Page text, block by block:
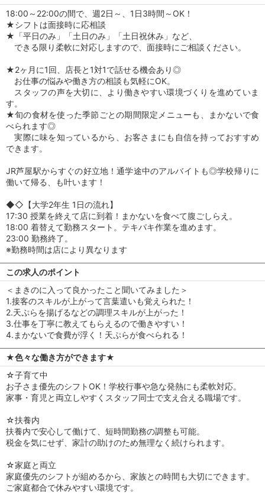
18:00～22:00の間で、週2日～、1日3時間～OK！
★シフトは面接時に応相談
★「平日のみ」「土日のみ」「土日祝休み」など、
できる限り柔軟に対応しますので、面接時にご相談ください。
★2ヶ月に1回、店長と1対1で話せる機会あり◎
お仕事の悩みや働き方の相談も気軽にOK。
スタッフの声を大切に、より働きやすい環境づくりを進めていま
す。
★旬の食材を使った季節ごとの期間限定メニューも、まかないで食
べられます◎
実際に味を知っているから、お客さまにも自信を持っておすすめ
できます。
JR芦屋駅からすぐの好立地！通学途中のアルバイトも◎学校帰りに
働いて帰る、も叶います！
◆◇【大学2年生 1日の流れ】
17:30 授業を終えて店に到着！まかないを食べて腹ごしらえ。
18:00 着替えて勤務スタート。テキパキ作業を進めます。
23:00 勤務終了。
※勤務時間は店により異なります
この求人のポイント
＜まきのに入って良かったこと聞いてみました＞
1.接客のスキルが上がって言葉遣いも覚えられた！
2.天ぷらを揚げるなどの調理スキルが上がった！
3.仕事を丁寧に教えてもらえるので働きやすい！
4.まかないで食費が浮く！天ぷらが食べられる！
★色々な働き方ができます★
☆子育て中
お子さま優先のシフトOK！学校行事や急な発熱にも柔軟対応。
家事・育児と両立しやすくスタッフ同士で支え合える職場です。
☆扶養内
扶養内で安心して働けて、短時間勤務の調整も可能。
税金を気にせず、家計の助けのため無理なく続けられます。
☆家庭と両立
家庭優先のシフトが組めるから、家族との時間も大切にできます。
ご家庭都合で休みやすい環境です。